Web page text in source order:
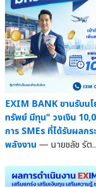
EXIM BANK ขานรับน
ทรัพย์ มีทุน" วงเงิน
การ SMEs ที่ได้รับผลก
พลังงาน — นายชลัช รัต